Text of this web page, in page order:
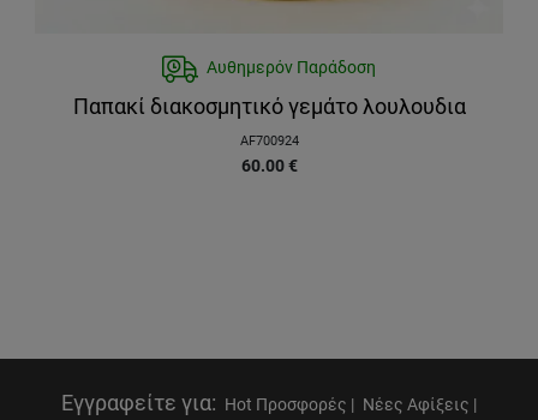
Αυθημερόν Παράδοση
Παπακί διακοσμητικό γεμάτο λουλουδια
AF700924
60.00 €
Εγγραφείτε για: Hot Προσφορές | Νέες Αφίξεις |